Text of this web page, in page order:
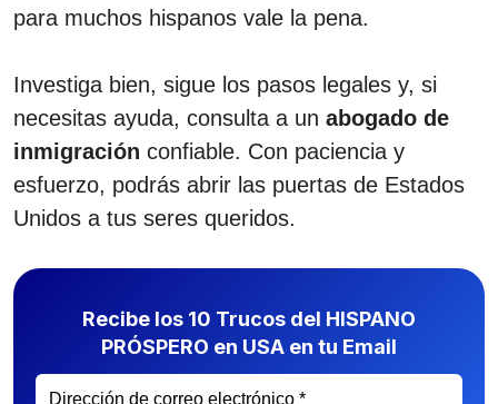
para muchos hispanos vale la pena.
Investiga bien, sigue los pasos legales y, si
necesitas ayuda, consulta a un abogado de
inmigración confiable. Con paciencia y
esfuerzo, podrás abrir las puertas de Estados
Unidos a tus seres queridos.
Recibe los 10 Trucos del HISPANO
PRÓSPERO en USA en tu Email